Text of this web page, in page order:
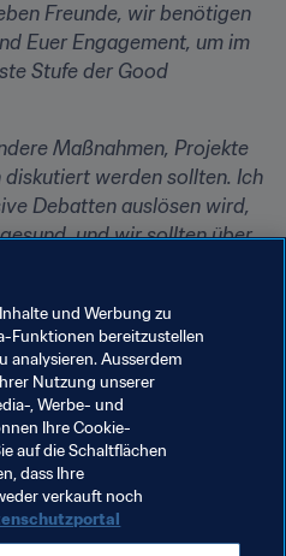
Freunde, wir benötigen
Euer Engagement, um im
Stufe der Good
Maßnahmen, Projekte
diskutiert werden sollten. Ich
Debatten auslösen wird,
und wir sollten über
so wie wir in dieser
meine lieben Freunde:
gut auf Euch selbst,
auf. Lasst uns unsere
fortsetzen. Denn
und Werbung zu
Funktionen bereitzustellen
analysieren. Ausserdem
Nutzung unserer
, Werbe- und
Ihre Cookie-
auf die Schaltflächen
dass Ihre
verkauft noch